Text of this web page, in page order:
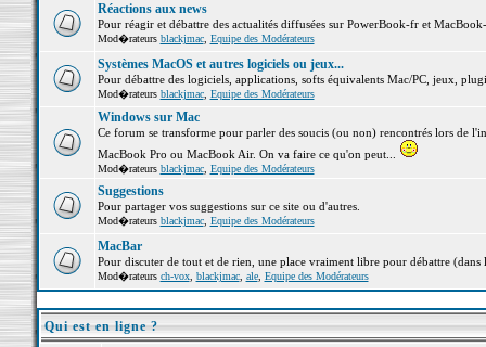
Réactions aux news
Pour réagir et débattre des actualités diffusées sur PowerBook-fr et
Mod�rateurs blackjmac, Equipe des Modérateurs
Systèmes MacOS et autres logiciels ou jeux...
Pour débattre des logiciels, applications, softs équivalents Mac/PC, jeux,
Mod�rateurs blackjmac, Equipe des Modérateurs
Windows sur Mac
Ce forum se transforme pour parler des soucis (ou non) rencontrés lors de
MacBook Pro ou MacBook Air. On va faire ce qu'on peut...
Mod�rateurs blackjmac, Equipe des Modérateurs
Suggestions
Pour partager vos suggestions sur ce site ou d'autres.
Mod�rateurs blackjmac, Equipe des Modérateurs
MacBar
Pour discuter de tout et de rien, une place vraiment libre pour débattre (dans
Mod�rateurs ch-vox, blackjmac, ale, Equipe des Modérateurs
Qui est en ligne ?